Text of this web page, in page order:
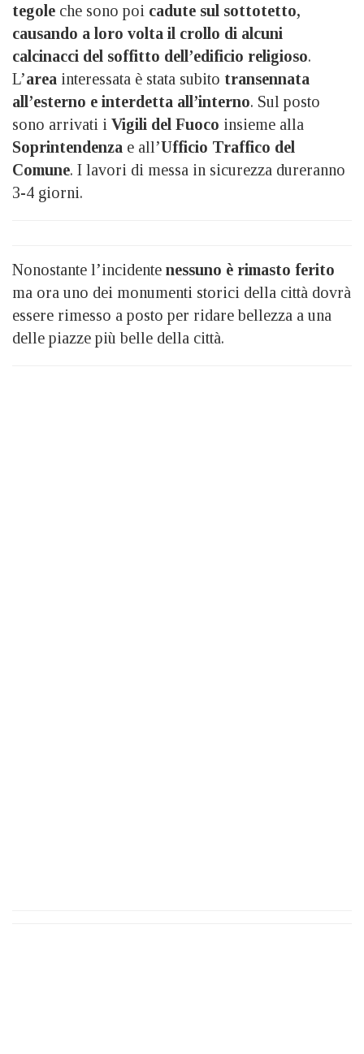
tegole che sono poi cadute sul sottotetto,
causando a loro volta il crollo di alcuni
calcinacci del soffitto dell’edificio religioso.
L’area interessata è stata subito transennata
all’esterno e interdetta all’interno. Sul posto
sono arrivati i Vigili del Fuoco insieme alla
Soprintendenza e all’Ufficio Traffico del
Comune. I lavori di messa in sicurezza dureranno
3-4 giorni.
Nonostante l’incidente nessuno è rimasto ferito
ma ora uno dei monumenti storici della città dovrà
essere rimesso a posto per ridare bellezza a una
delle piazze più belle della città.